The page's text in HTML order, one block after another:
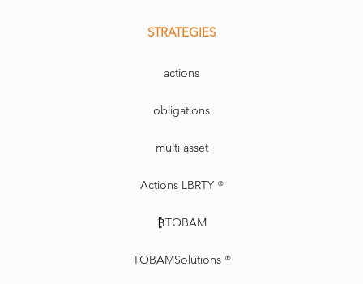
STRATEGIES
actions
obligations
multi asset
Actions LBRTY ®
₿TOBAM
TOBAMSolutions ®